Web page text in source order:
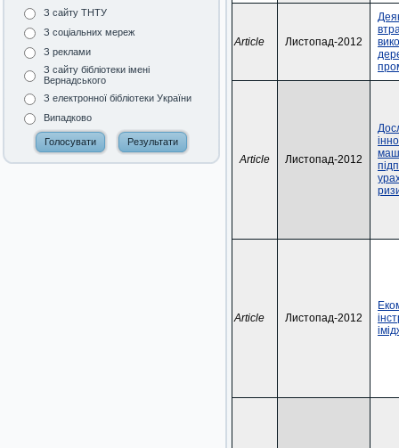
З сайту ТНТУ
З соціальних мереж
З реклами
З сайту бібліотеки імені
Вернадського
З електронної бібліотеки України
Випадково
Article Листопад-2012
Article Листопад-2012
Article Листопад-2012